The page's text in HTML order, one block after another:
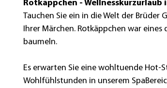
Rotkäppchen -
Tauchen Sie ein in die Welt der Brüder
Ihrer Märchen. Rotkäppchen war
baumeln.
Es erwarten Sie eine wohltuende Hot-
Wohlfühlstunden in unserem